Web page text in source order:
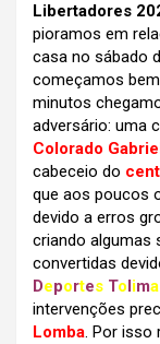
Libertadores
pioramos em
casa no sábado
começamos
minutos
adversário: uma
Colorado
cabeceio do
que aos poucos
devido a erros
criando algumas
convertidas
Deportes Tolima
intervenções
Lomba. Por isso